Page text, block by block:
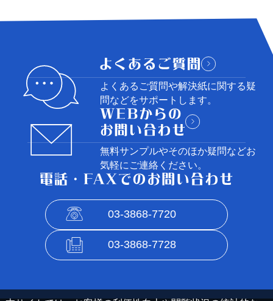
よくあるご質問や解決紙に関する疑
問などをサポートします。
無料サンプルやそのほか疑問などお
気軽にご連絡ください。
03-3868-7720
03-3868-7728